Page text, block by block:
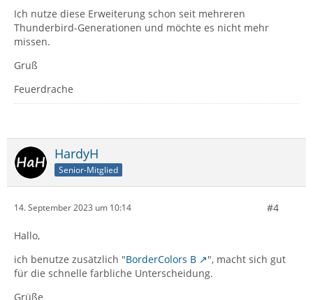
• Möchten Sie eine neue Email senden? Mit Identity
Chooser müssen Sie zunächst die Absenderadresse
auswählen.
• Möchten Sie eine Email weiterleiten? Mit Identity
Chooser müssen Sie zunächst die Absenderadresse
auswählen.
neue Email senden möchten, wählen Sie zunächst die
Absenderadresse aus einem Menü aus.
Absender explizit auszuwählen -- keine Automatismen,
Am Ende des Tages bedeutet das genau eines: Sie
werden nie wieder eine Email von der falschen Adresse
senden.
Ich nutze diese Erweiterung schon seit mehreren
Thunderbird-Generationen und möchte es nicht mehr
missen.
Gruß
Feuerdrache
HardyH
Senior-Mitglied
14. September 2023 um 10:14 #4
Hallo,
ich benutze zusätzlich "BorderColors B
", macht sich gut
für die schnelle farbliche Unterscheidung.
Grüße